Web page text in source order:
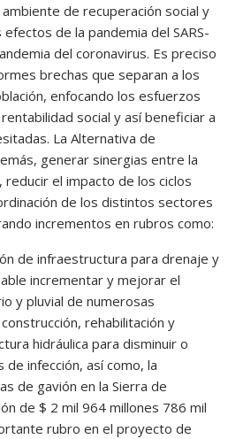
de recuperación social y
de la pandemia del SARS-
del coronavirus. Es preciso
brechas que separan a los
enfocando los esfuerzos
social y así beneficiar a
La Alternativa de
generar sinergias entre la
reducir el impacto de los ciclos
de los distintos sectores
incrementos en rubros como:
de infraestructura para drenaje y
incrementar y mejorar el
y pluvial de numerosas
rehabilitación y
hidráulica para disminuir o
infección, así como, la
de gavión en la Sierra de
de $ 2 mil 964 millones 786 mil
rubro en el proyecto de